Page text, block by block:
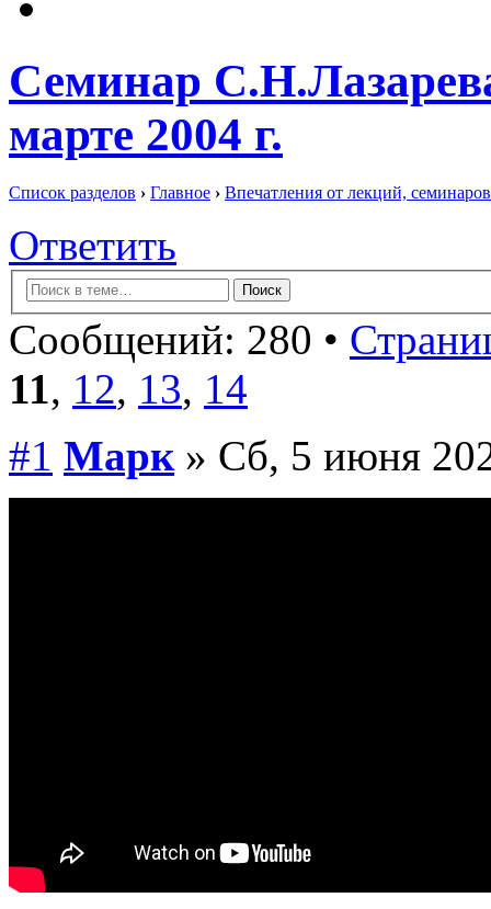
Семинар
марте 2004 г.
Список разделов › Главное › Впечатления от лекций,
Ответить
Сообщений: 280 •
11, 12, 13, 14
#1 Марк» Сб, 5 июня